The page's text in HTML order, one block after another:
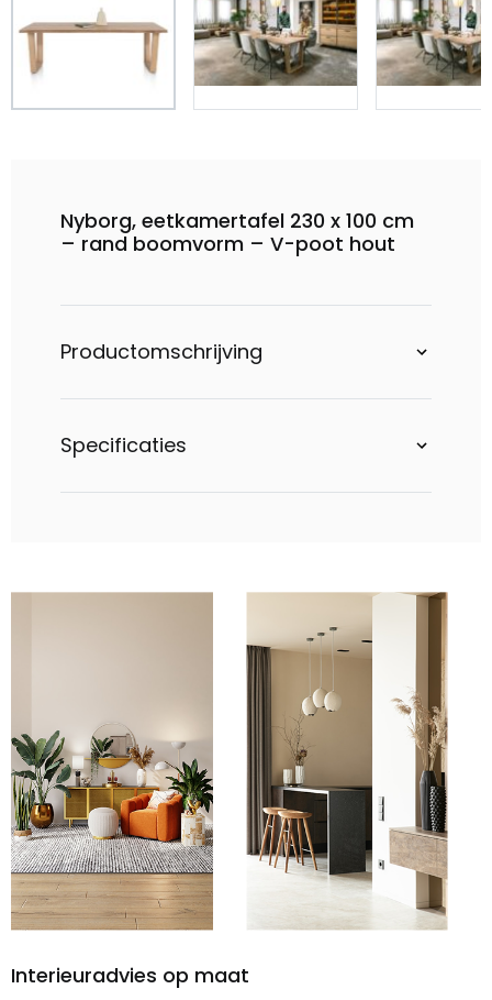
Nyborg, eetkamertafel 230 x 100 cm
– rand boomvorm – V-poot hout
Productomschrijving
Specificaties
Interieuradvies op maat